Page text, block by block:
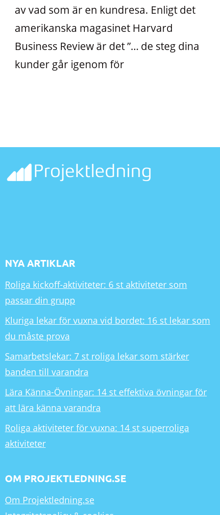
av vad som är en kundresa. Enligt det
amerikanska magasinet Harvard
Business Review är det ”… de steg dina
kunder går igenom för
NYA ARTIKLAR
Roliga kickoff-aktiviteter: 6 st aktiviteter som
passar din grupp
Kluriga lekar för vuxna vid bordet: 16 st lekar som
du måste prova
Samarbetslekar: 7 st roliga lekar som stärker
banden till varandra
Lära Känna-Övningar: 14 st effektiva övningar för
att lära känna varandra
Roliga aktiviteter för vuxna: 14 st superroliga
aktiviteter
OM PROJEKTLEDNING.SE
Om Projektledning.se